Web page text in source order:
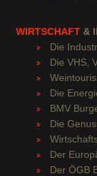
WIRTSCHAFT &
Die
Die VHS,
Die
BMV
Die
Der
Der ÖGB